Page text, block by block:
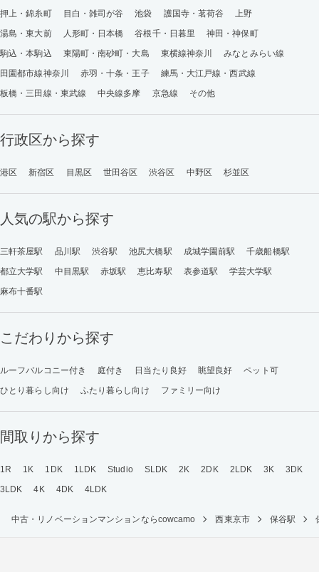
押上・錦糸町
目白・雑司が谷 池袋 護国寺・茗荷谷
上野
湯島・東大前
人形町・日本橋 谷根千・日暮里
神田・神保町
駒込・本駒込
東陽町・南砂町・大島 東横線神奈川
みなとみらい線
田園都市線神奈川
赤羽・十条・王子
練馬・大江戸線・西武線
板橋・三田線・東武線
中央線多摩 京急線 その他
行政区から探す
港区 新宿区 目黒区 世田谷区 渋谷区 中野区 杉並区
人気の駅から探す
三軒茶屋駅 品川駅 渋谷駅 池尻大橋駅 成城学園前駅
千歳船橋駅
都立大学駅
中目黒駅 赤坂駅 恵比寿駅 表参道駅
学芸大学駅
麻布十番駅
こだわりから探す
ルーフバルコニー付き 庭付き 日当たり良好 眺望良好
ペット可
ひとり暮らし向け
ふたり暮らし向け ファミリー向け
間取りから探す
1R 1K 1DK 1LDK Studio SLDK 2K 2DK 2LDK 3K
3DK
3LDK
4K 4DK 4LDK
中古・リノベーションマンションならcowcamo 西東京市 保谷駅